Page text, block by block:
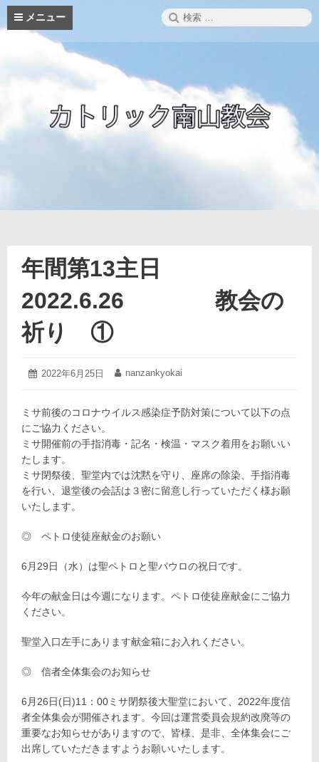
コ
プ
メニュー
検
索:
年間第13主日
2022.6.26 教会の
祈り ①
投
2022年6月25日
2022
月
25
日
投
nanzankyokai
ミサ前後のコロナウイルス感染症予防対策について以下の点
にご協力ください。
ミサ開催前の手指消毒・記名・検温・マスク着用をお願いい
たします。
ミサ閉祭後、聖堂内では沈黙を守り、座席の除染、手指消毒
を行い、退堂後の会話は３密に留意し行っていただく様お願
いたします。
◎ ペトロ使徒座献金のお願い
6月29日（水）は聖ペトロと聖パウロの祝日です。
今年の献金日は今週になります。ペトロ使徒座献金にご協力
ください。
聖堂入口左手にあります献金箱にお入れください。
◎ 信者全体集会のお知らせ
6月26日(日)11：00ミサ閉祭後大聖堂において、2022年度信
者全体集会が開催されます。今回は運営委員会規約改廃等の
重要なお知らせがありますので、皆様、是非、全体集会にご
出席していただきますようお願いいたします。